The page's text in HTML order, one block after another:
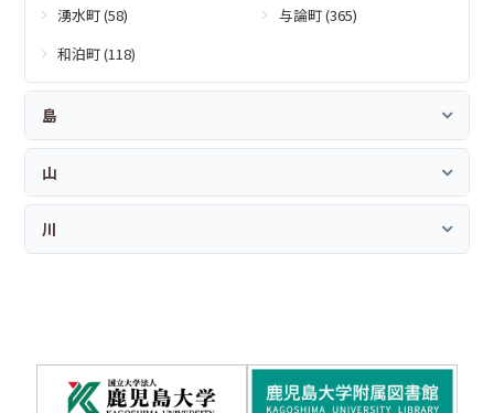
湧水町 (58)
与論町 (365)
和泊町 (118)
島
山
川